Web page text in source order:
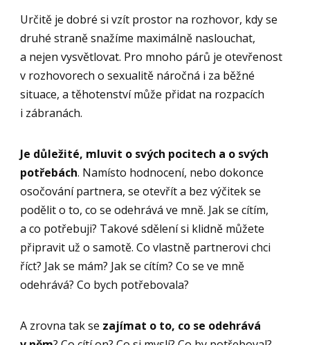
Určitě je dobré si vzít prostor na rozhovor, kdy se
druhé straně snažíme maximálně naslouchat,
a nejen vysvětlovat. Pro mnoho párů je otevřenost
v rozhovorech o sexualitě náročná i za běžné
situace, a těhotenství může přidat na rozpacích
i zábranách.
Je důležité, mluvit o svých pocitech a o svých
potřebách. Namísto hodnocení, nebo dokonce
osočování partnera, se otevřít a bez výčitek se
podělit o to, co se odehrává ve mně. Jak se cítím,
a co potřebuji? Takové sdělení si klidně můžete
připravit už o samotě. Co vlastně partnerovi chci
říct? Jak se mám? Jak se cítím? Co se ve mně
odehrává? Co bych potřebovala?
A zrovna tak se zajímat o to, co se odehrává